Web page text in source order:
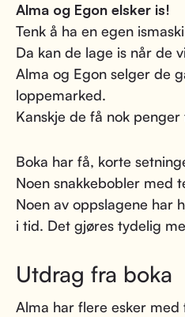
Alma og Egon elsker is!
Tenk å ha en egen
Da kan de lage is når de
Alma og Egon selger de
loppemarked.
Kanskje de få nok
Boka har få, korte
Noen snakkebobler med
Noen av oppslagene har
i tid. Det gjøres tydelig
Utdrag fra boka
Alma har flere esker med